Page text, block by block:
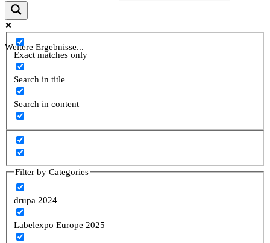
Weitere Ergebnisse...
Exact matches only
Search in title
Search in content
Filter by Categories
drupa 2024
Labelexpo Europe 2025